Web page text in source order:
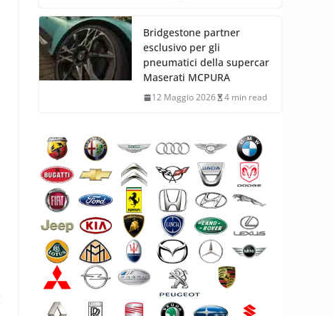
Bridgestone partner
esclusivo per gli
pneumatici della supercar
Maserati MCPURA
12 Maggio 2026 4 min read